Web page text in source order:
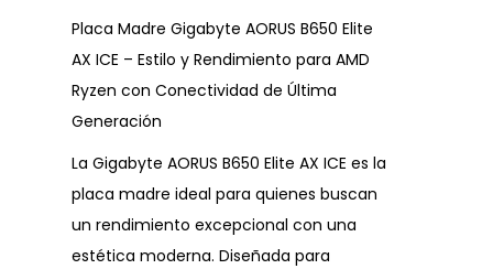
Placa Madre Gigabyte AORUS B650 Elite
AX ICE – Estilo y Rendimiento para AMD
Ryzen con Conectividad de Última
Generación
La Gigabyte AORUS B650 Elite AX ICE es la
placa madre ideal para quienes buscan
un rendimiento excepcional con una
estética moderna. Diseñada para